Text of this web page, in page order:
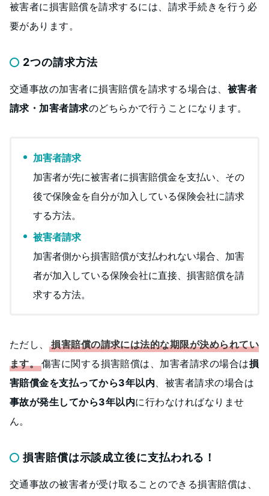
被害者に損害賠償を請求するには、請求手続きを行う必
要があります。
2つの請求方法
交通事故の加害者に損害賠償を請求する場合は、 被害者
請求・加害者請求のどちらかで行うことになります。
加害者請求
加害者が先に被害者に損害賠償金を支払い、その
後で保険金を自分が加入している保険会社に請求
する方法。
被害者請求
加害者側から損害賠償が支払われない場合、加害
者が加入している保険会社に直接、損害賠償を請
求する方法。
ただし、
損害賠償の請求には法的な期限が決められてい
ます。傷害に関する損害賠償は、加害者請求の場合は損
害賠償金を支払ってから3年以内、被害者請求の場合は
事故が発生してから3年以内に行わなければなりませ
ん。
損害賠償は示談成立後に支払われる！
交通事故の被害者が受け取ることのできる損害賠償は、